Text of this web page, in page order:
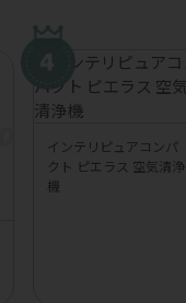
インテリピュアコンパ
クト ピエラス 空気清浄
機